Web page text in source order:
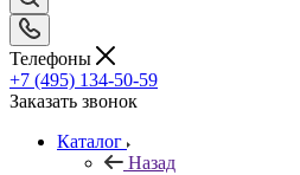
Телефоны
+7 (495) 134-50-59
Заказать звонок
Каталог
Назад